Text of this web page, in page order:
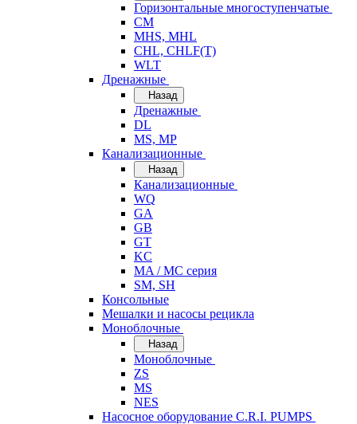
Горизонтальные многоступенчатые
CM
MHS, MHL
CHL, CHLF(T)
WLT
Дренажные
Назад
Дренажные
DL
MS, MP
Канализационные
Назад
Канализационные
WQ
GA
GB
GT
KC
MA / MC серия
SM, SH
Консольные
Мешалки и насосы рецикла
Моноблочные
Назад
Моноблочные
ZS
MS
NES
Насосное оборудование C.R.I. PUMPS